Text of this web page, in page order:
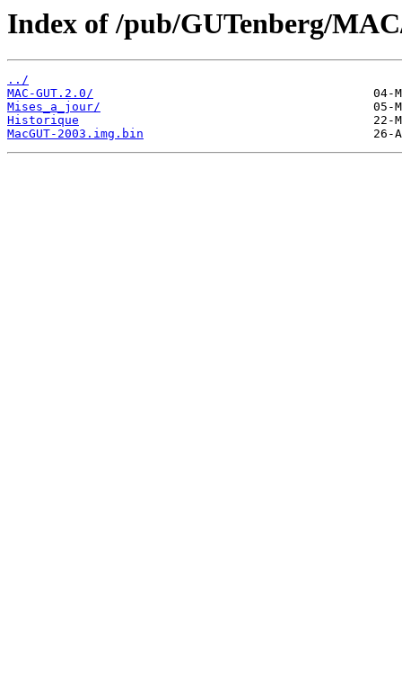
Index of /pub/GUTenberg/
../
MAC-GUT.2.0/
Mises_a_jour/
Historique
MacGUT-2003.img.bin